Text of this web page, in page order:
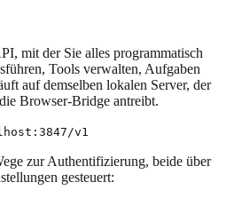
mit der Sie alles programmatisch
Tools verwalten, Aufgaben
auf demselben lokalen Server, der
Browser-Bridge antreibt.
v1
zur Authentifizierung, beide über
gesteuert: